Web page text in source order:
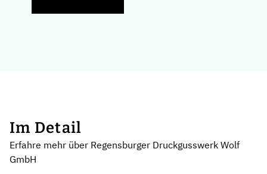
Im Detail
Erfahre mehr über Regensburger Druckgusswerk Wolf
GmbH